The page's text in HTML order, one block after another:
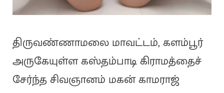
திருவண்ணாமலை மாவட்டம், களம்பூர்
அருகேயுள்ள கஸ்தம்பாடி கிராமத்தைச்
சேர்ந்த சிவஞானம் மகன் காமராஜ்